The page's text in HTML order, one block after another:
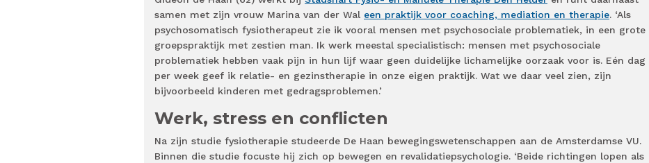
samen met zijn vrouw Marina van der Wal een praktijk voor coaching, mediation en therapie. ‘Als
psychosomatisch fysiotherapeut zie ik vooral mensen met psychosociale problematiek, in een grote
groepspraktijk met zestien man. Ik werk meestal specialistisch: mensen met psychosociale
problematiek hebben vaak pijn in hun lijf waar geen duidelijke lichamelijke oorzaak voor is. Eén dag
per week geef ik relatie- en gezinstherapie in onze eigen praktijk. Wat we daar veel zien, zijn
bijvoorbeeld kinderen met gedragsproblemen.’
Werk, stress en conflicten
Na zijn studie fysiotherapie studeerde De Haan bewegingswetenschappen aan de Amsterdamse VU.
Binnen die studie focuste hij zich op bewegen en revalidatiepsychologie. ‘Beide richtingen lopen als